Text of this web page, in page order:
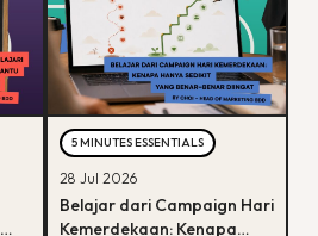
5 MINUTES ESSENTIALS
28 Jul 2026
Belajar dari Campaign Hari
Kemerdekaan: Kenapa